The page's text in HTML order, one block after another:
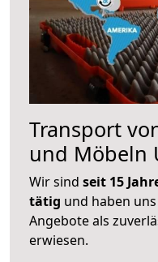
Transport
und Möbeln
Wir sind seit 15
tätig und haben
Angebote als
erwiesen.